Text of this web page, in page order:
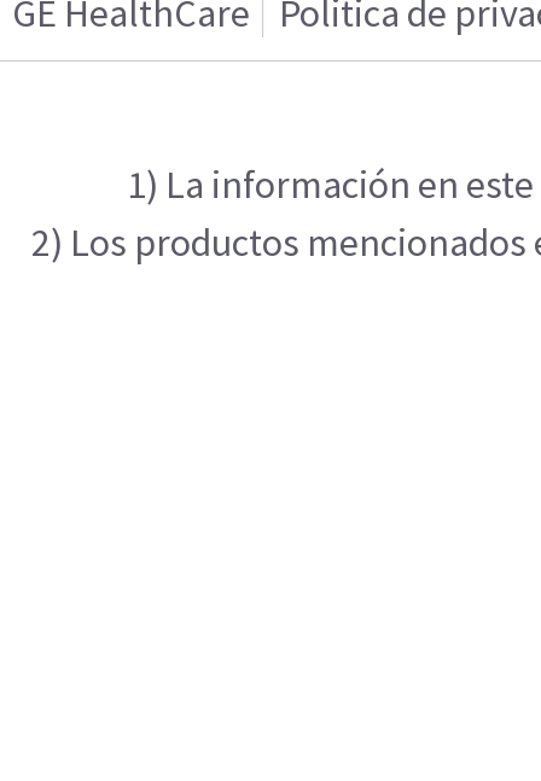
GE HealthCare Politica de
1) La información en
2) Los productos